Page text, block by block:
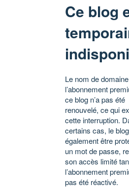
Ce blog
Le nom de
l’abonnement
ce blog n’a pas été
renouvelé, ce qui
cette interruption.
certains cas, le
également être
un mot de passe,
son accès limité
l’abonnement
pas été réactivé.